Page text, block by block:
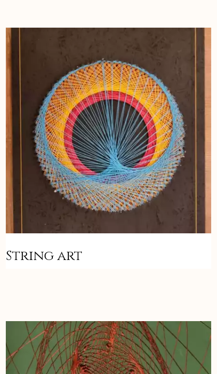
String art